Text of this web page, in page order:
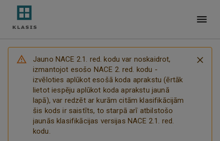
Jauno NACE 2.1. red. kodu var noskaidrot,
izmantojot esošo NACE 2. red. kodu -
izvēloties aplūkot esošā koda aprakstu (ērtāk
lietot iespēju aplūkot koda aprakstu jaunā
lapā), var redzēt ar kurām citām klasifikācijām
šis kods ir saistīts, to starpā arī atbilstošo
jaunās klasifikācijas versijas NACE 2.1. red.
kodu.